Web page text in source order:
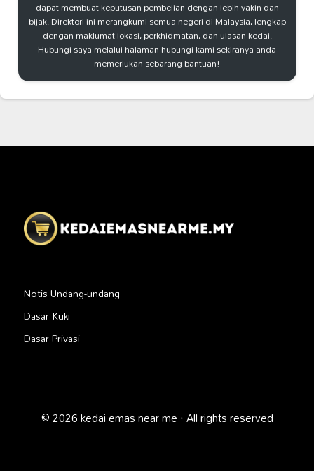
dapat membuat keputusan pembelian dengan lebih yakin dan
bijak. Direktori ini merangkumi semua negeri di Malaysia, lengkap
dengan maklumat lokasi, perkhidmatan, dan ulasan kedai.
Hubungi saya melalui halaman hubungi kami sekiranya anda
memerlukan sebarang bantuan!
Notis Undang-undang
Dasar Kuki
Dasar Privasi
© 2026 kedai emas near me · All rights reserved